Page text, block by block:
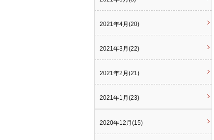
2021年4月(20)
2021年3月(22)
2021年2月(21)
2021年1月(23)
2020年12月(15)